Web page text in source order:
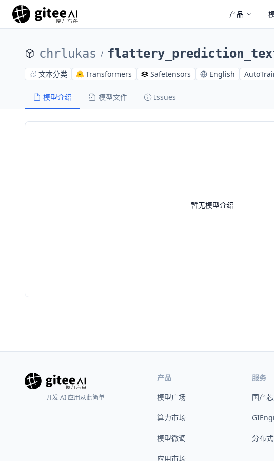
产品
chrlukas /
文本分类 Transformers Safetensors English
模型介绍 模型文件 Issues
暂无模型介绍
开发 AI 应用从此简单
产品
模型广场
算力市场
模型微调
应用市场
服务
国产
分布